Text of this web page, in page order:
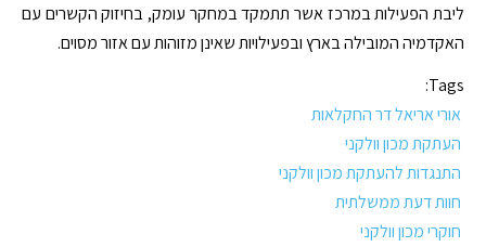
ליבת הפעילות במרכז אשר תתמקד במחקר עומק, בחיזוק הקשרים עם
האקדמיה המובילה בארץ ובפעילויות שאינן מזוהות עם אזור מסוים.
Tags:
אורי אריאל דר החקלאות
העתקת מכון וולקני
התנגדות להעתקת מכון וולקני
חוות דעת ממשלתית
חוקרי מכון וולקני